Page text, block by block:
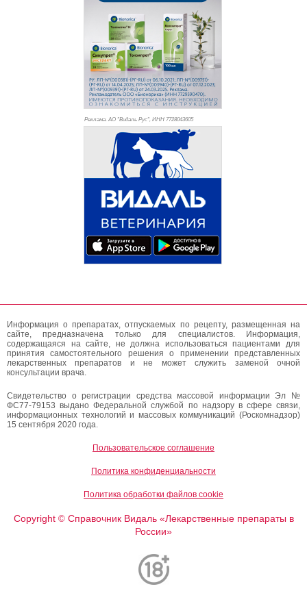
Реклама. АО "Видаль Рус", ИНН 7728043605
Информация о препаратах, отпускаемых по рецепту, размещенная на
сайте, предназначена только для специалистов. Информация,
содержащаяся на сайте, не должна использоваться пациентами для
принятия самостоятельного решения о применении представленных
лекарственных препаратов и не может служить заменой очной
консультации врача.
Свидетельство о регистрации средства массовой информации Эл №
ФС77-79153 выдано Федеральной службой по надзору в сфере связи,
информационных технологий и массовых коммуникаций (Роскомнадзор)
15 сентября 2020 года.
Пользовательское соглашение
Политика конфиденциальности
Политика обработки файлов cookie
Copyright ©Справочник Видаль «Лекарственные препараты в
России»